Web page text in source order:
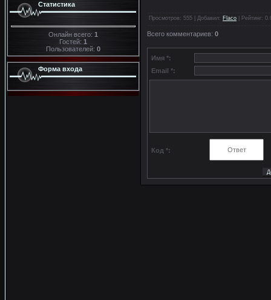
Статистика
Онлайн всего: 1
Гостей: 1
Пользователей: 0
Форма входа
Просмотров : 555 | Добавил: Flaco Рейтинг:
Всего комментариев: 0
Имя *:
Email *:
Код *: